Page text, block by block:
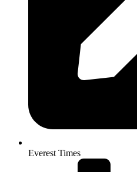
Everest Times